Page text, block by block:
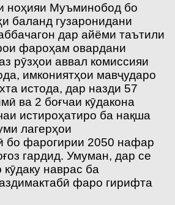
Муъминобод бо
баланд гузаронидани
дар айёми таътили
фароҳам овардани
рӯзҳои аввал комиссияи
имкониятҳои мавҷударо
истода, дар назди 57
ва 2 боғчаи кӯдакона
истироҳатиро ба нақша
лагерҳои
бо фарогирии 2050 нафар
гардид. Умуман, дар се
наврас ба
фаро гирифта